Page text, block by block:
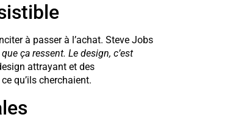
à passer à l’achat. Steve Jobs
ça ressent. Le design, c’est
attrayant et des
qu’ils cherchaient.